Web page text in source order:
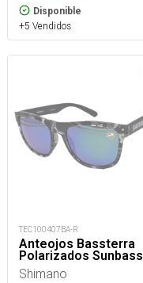
Disponible
+5 Vendidos
TEC100407BA-R
Anteojos Bassterra
Polarizados Sunbass
Shimano